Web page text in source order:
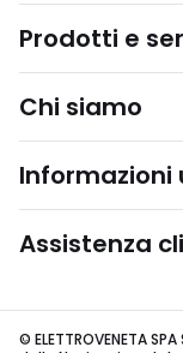
Prodotti e
Chi siamo
Informazioni
Assistenza
© ELETTROVENETA